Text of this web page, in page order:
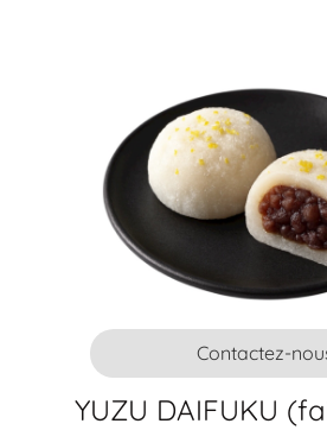
YUZU DAIFUKU
Contactez-